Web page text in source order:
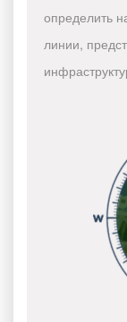
определить
линии,